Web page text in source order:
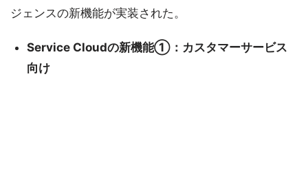
ジェンスの新機能が実装された。
Service Cloudの新機能①：カスタマーサービス
向け